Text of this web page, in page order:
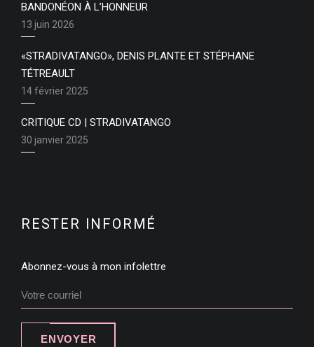
BANDONÉON À L’HONNEUR
13 juin 2026
«STRADIVATANGO», DENIS PLANTE ET STÉPHANE
TÉTREAULT
14 février 2025
CRITIQUE CD | STRADIVATANGO
30 janvier 2025
RESTER INFORMÉ
Abonnez-vous à mon infolettre
ENVOYER